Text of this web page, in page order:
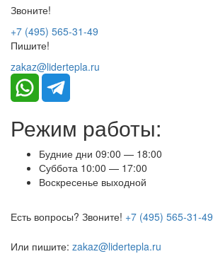
Звоните!
+7 (495) 565-31-49
Пишите!
zakaz@lidertepla.ru
Режим работы:
Будние дни 09:00 — 18:00
Суббота 10:00 — 17:00
Воскресенье выходной
Есть вопросы? Звоните! +7 (495) 565-31-49
Или пишите: zakaz@lidertepla.ru